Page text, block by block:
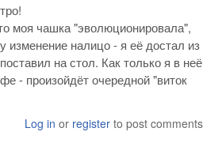
моя чашка "эволюционировала",
изменение налицо - я её достал из
на стол. Как только я в неё
- произойдёт очередной "виток
Log in or register to post comments